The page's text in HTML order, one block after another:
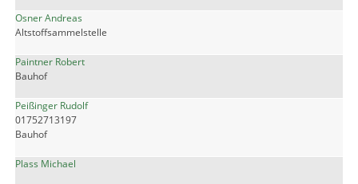
Osner Andreas
Altstoffsammelstelle
Paintner Robert
Bauhof
Peißinger Rudolf
01752713197
Bauhof
Plass Michael